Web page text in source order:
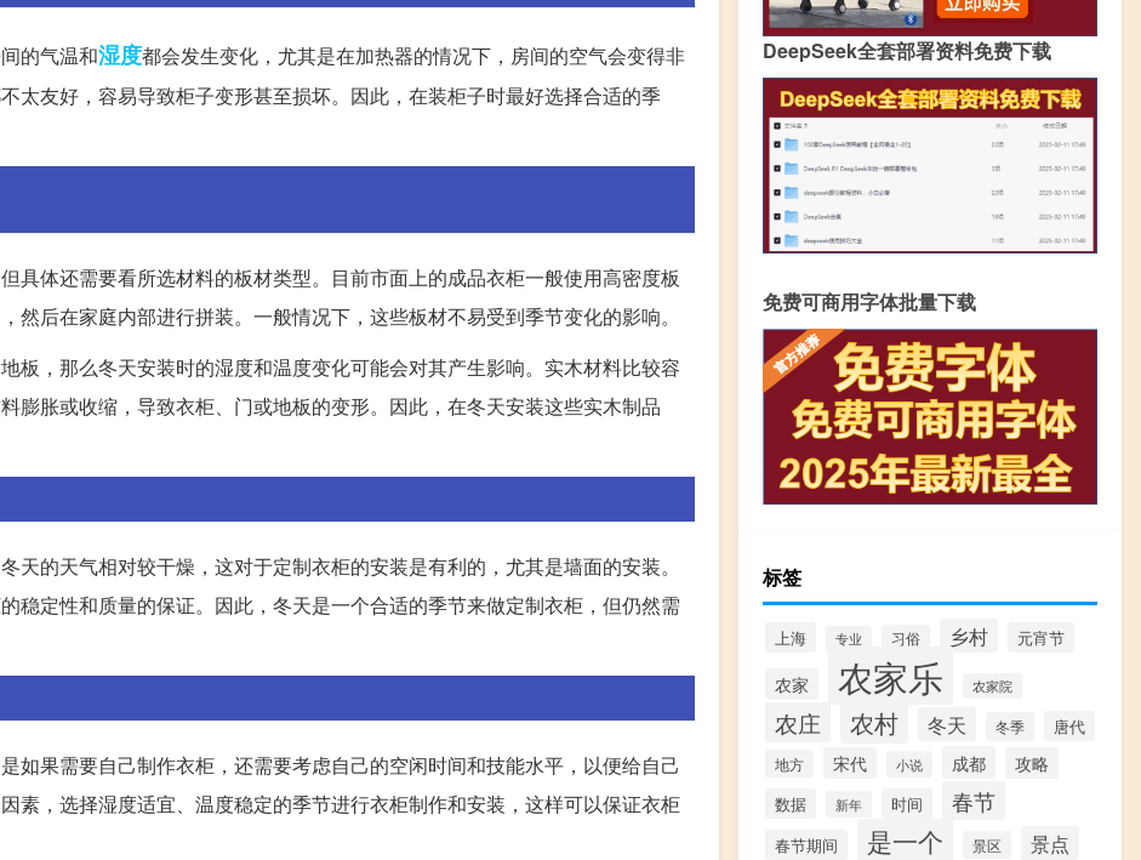
的气温和湿度都会发生变化，尤其是在加热器的情况下，房间的空气会变得非
太友好，容易导致柜子变形甚至损坏。因此，在装柜子时最好选择合适的季
具体还需要看所选材料的板材类型。目前市面上的成品衣柜一般使用高密度板
后在家庭内部进行拼装。一般情况下，这些板材不易受到季节变化的影响。
板，那么冬天安装时的湿度和温度变化可能会对其产生影响。实木材料比较容
膨胀或收缩，导致衣柜、门或地板的变形。因此，在冬天安装这些实木制品
的天气相对较干燥，这对于定制衣柜的安装是有利的，尤其是墙面的安装。
稳定性和质量的保证。因此，冬天是一个合适的季节来做定制衣柜，但仍然需
如果需要自己制作衣柜，还需要考虑自己的空闲时间和技能水平，以便给自己
素，选择湿度适宜、温度稳定的季节进行衣柜制作和安装，这样可以保证衣柜
DeepSeek全套部署资料免费下载
免费可商用字体批量下载
标签
上海 专业 习俗 乡村 元宵节
农家 农家乐 农家院
农庄 农村 冬天 冬季 唐代
地方 宋代 小说 成都 攻略
数据 新年 时间 春节
春节期间 是一个 景区 景点